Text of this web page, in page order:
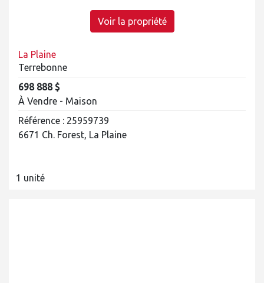
Voir la propriété
La Plaine
Terrebonne
698 888 $
À Vendre - Maison
Référence : 25959739
6671 Ch. Forest, La Plaine
1 unité